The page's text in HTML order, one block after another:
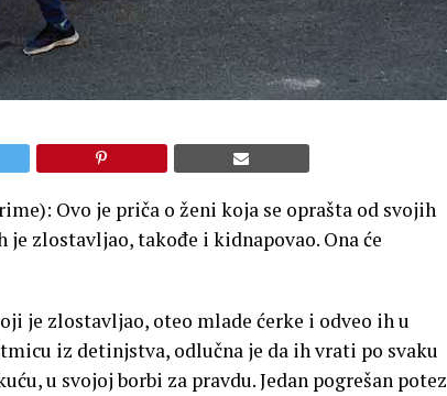
Ovo je priča o ženi koja se oprašta od svojih
zlostavljao, takođe i kidnapovao. Ona će
je zlostavljao, oteo mlade ćerke i odveo ih u
iz detinjstva, odlučna je da ih vrati po svaku
u svojoj borbi za pravdu. Jedan pogrešan potez